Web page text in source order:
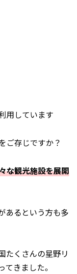
用しています
ご存じですか？
な観光施設を展開
あるという方も多
たくさんの星野リ
きました。